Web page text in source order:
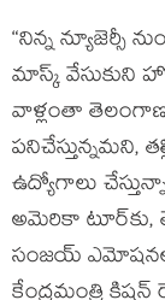
“నిన్న న్యూజెర్సీ
మాస్క్ వేసుకుని
వాళ్లంతా
పనిచేస్తున్నమని,
ఉద్యోగాలు
అమెరికా టూర్‌కు,
సంజ‌య్ ఎమోష‌న‌ల్